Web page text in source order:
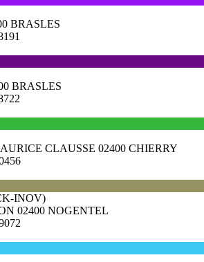
BRASLES
BRASLES
CLAUSSE 02400 CHIERRY
INOV)
02400 NOGENTEL